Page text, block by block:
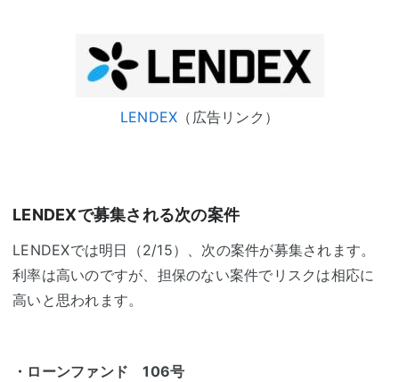
LENDEX （広告リンク）
LENDEXで募集される次の案件
LENDEXでは明日（2/15）、次の案件が募集されます。
利率は高いのですが、担保のない案件でリスクは相応に
高いと思われます。
・ローンファンド 106号